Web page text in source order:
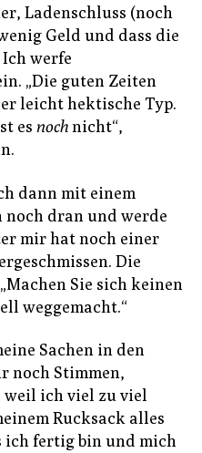
Ladenschluss (noch
Geld und dass die
werfe
„Die guten Zeiten
leicht hektische Typ.
es nochnicht“,
dann mit einem
noch dran und werde
mir hat noch einer
Die
Sie sich keinen
weggemacht.“
Sachen in den
noch Stimmen,
weil ich viel zu viel
Rucksack alles
ich fertig bin und mich